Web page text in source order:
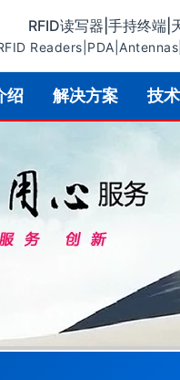
RFID读写器|手持终端|
绍 解决方案 技